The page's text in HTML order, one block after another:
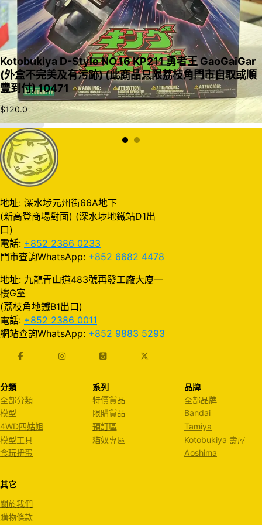
入購物車
Kotobukiya D-Style NO.16 KP211 勇者王 GaoGaiGar
(外盒不完美及有污跡) (此商品只限荔枝角門市自取或順
豐到付) 10471
$120.0
地址: 深水埗元州街66A地下
(新高登商場對面) (深水埗地鐵站D1出
口)
電話: +852 2386 0233
門市查詢WhatsApp: +852 6682 4478
地址: 九龍青山道483號再發工廠大廈一
樓G室
(荔枝角地鐵B1出口)
電話: +852 2386 0011
網站查詢WhatsApp: +852 9883 5293
分類
全部分類
模型
4WD四姑姐
模型工具
食玩扭蛋
系列
特價貨品
限購貨品
預訂區
貓奴專區
品牌
全部品牌
Bandai
Tamiya
Kotobukiya 壽屋
Aoshima
其它
關於我們
購物條款